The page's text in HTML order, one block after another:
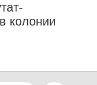
колонии